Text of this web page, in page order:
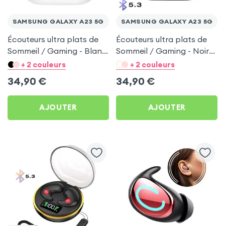
SAMSUNG GALAXY A23 5G
Écouteurs ultra plats de
Sommeil / Gaming - Blanc
pour Samsung Galaxy A23
+ 2 couleurs
34,90 €
AJOUTER
SAMSUNG GALAXY A23 5G
Écouteurs ultra plats de
Sommeil / Gaming - Noir
pour Samsung Galaxy A23
+ 2 couleurs
34,90 €
AJOUTER